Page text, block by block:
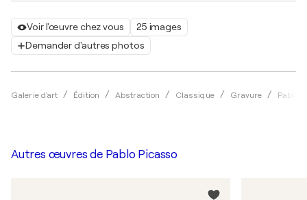
Voir l'œuvre chez vous
25 images
Demander d'autres photos
Galerie d'art Édition Abstraction Classique Gravure Pablo
Autres œuvres de Pablo Picasso